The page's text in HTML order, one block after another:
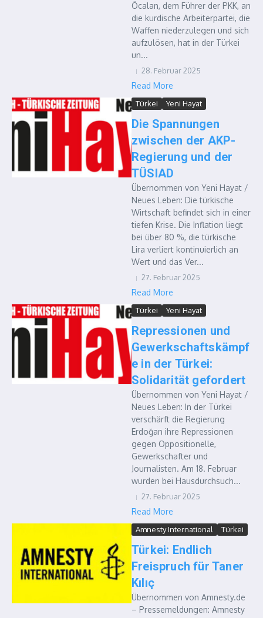
Öcalan, dem Führer der PKK, an
die kurdische Arbeiterpartei, die
Waffen niederzulegen und sich
aufzulösen, hat in der Türkei
un...
28. Februar 2025
Read More
Türkei Yeni Hayat
Die Spannungen
zwischen der AKP-
Regierung und der
TÜSIAD
Übernommen von Yeni Hayat /
Neues Leben: Die türkische
Wirtschaft befindet sich in einer
tiefen Krise. Die Inflation liegt
bei über 80 %, die türkische
Lira verliert kontinuierlich an
Wert und das Ver...
27. Februar 2025
Read More
Türkei Yeni Hayat
Repressionen und
Gewerkschaftskämpf
e in der Türkei:
Solidarität gefordert
Übernommen von Yeni Hayat /
Neues Leben: In der Türkei
verschärft die Regierung
Erdoğan ihre Repressionen
gegen Oppositionelle,
Gewerkschafter und
Journalisten. Am 18. Februar
wurden bei Hausdurchsuch...
27. Februar 2025
Read More
Amnesty International Türkei
Türkei: Endlich
Freispruch für Taner
Kılıç
Übernommen von Amnesty.de
– Pressemeldungen: Amnesty